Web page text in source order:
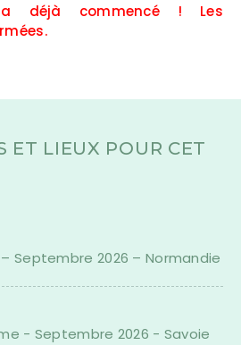
a déjà commencé ! Les
ET LIEUX POUR CET
Septembre 2026 – Normandie
- Septembre 2026 - Savoie